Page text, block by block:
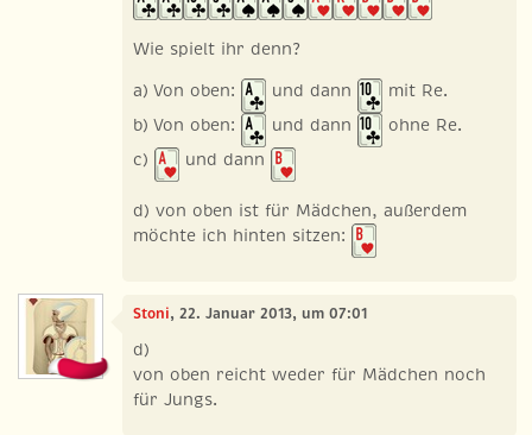
Wie spielt ihr denn?
a) Von oben:
und dann
mit Re.
b) Von oben:
und dann
ohne Re.
c)
und dann
d) von oben ist für Mädchen, außerdem
möchte ich hinten sitzen:
Stoni, 22. Januar 2013, um 07:01
d)
von oben reicht weder für Mädchen noch
für Jungs.